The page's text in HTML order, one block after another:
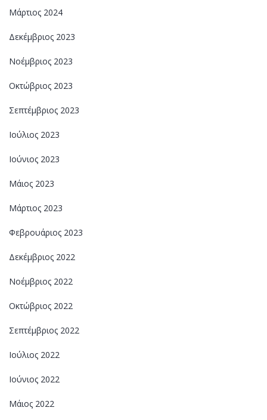
Μάρτιος 2024
Δεκέμβριος 2023
Νοέμβριος 2023
Οκτώβριος 2023
Σεπτέμβριος 2023
Ιούλιος 2023
Ιούνιος 2023
Μάιος 2023
Μάρτιος 2023
Φεβρουάριος 2023
Δεκέμβριος 2022
Νοέμβριος 2022
Οκτώβριος 2022
Σεπτέμβριος 2022
Ιούλιος 2022
Ιούνιος 2022
Μάιος 2022